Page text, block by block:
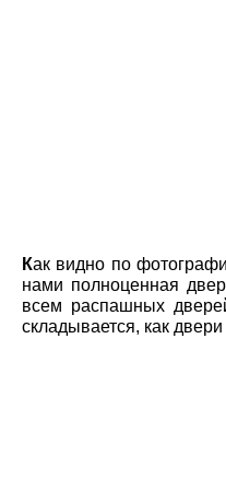
Как видно по
нами полноценная
всем распашных
складывается, как